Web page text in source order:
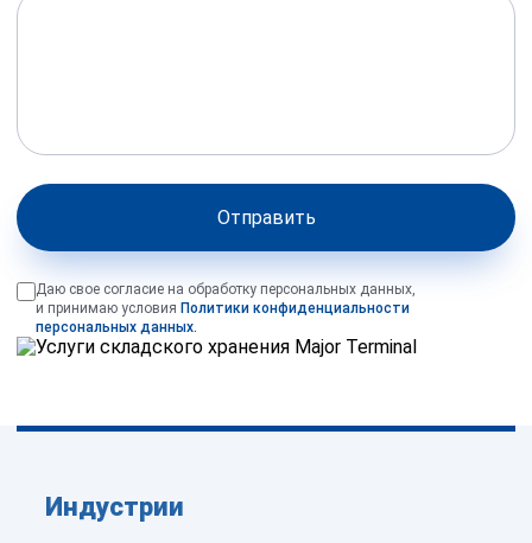
Отправить
Даю свое согласие на обработку персональных данных,
и принимаю условия Политики конфиденциальности
персональных данных.
Индустрии